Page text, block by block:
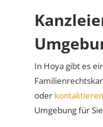
In Hoya gibt es
oder
Umgebung für